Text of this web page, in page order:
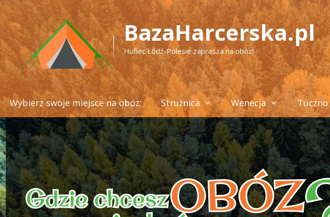
Przejdź
do
treści
BazaHarcerska.pl
Hufiec Łódź-Polesie zaprasza na obóz!
Wybierz swoje miejsce na obóz: Strużnica Wenecja Tuczno